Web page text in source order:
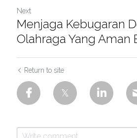
Next
Menjaga Kebugaran
Olahraga Yang Aman
Return to site